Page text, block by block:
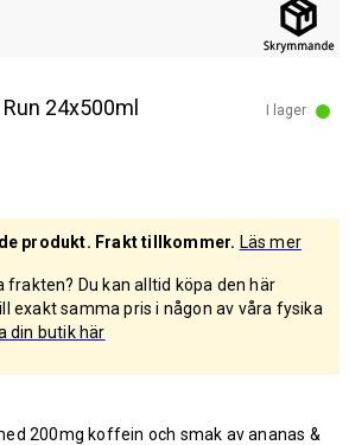
24x500ml I lager
produkt. Frakt tillkommer. Läs mer
frakten? Du kan alltid köpa den här
exakt samma pris i någon av våra fysika
din butik här
200mg koffein och smak av ananas &